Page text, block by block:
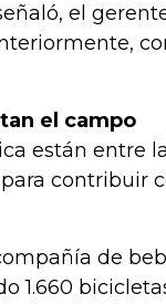
el
el campo
están entre
contribuir
de
1.660